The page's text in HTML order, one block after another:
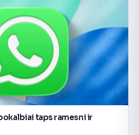
taps ramesni ir